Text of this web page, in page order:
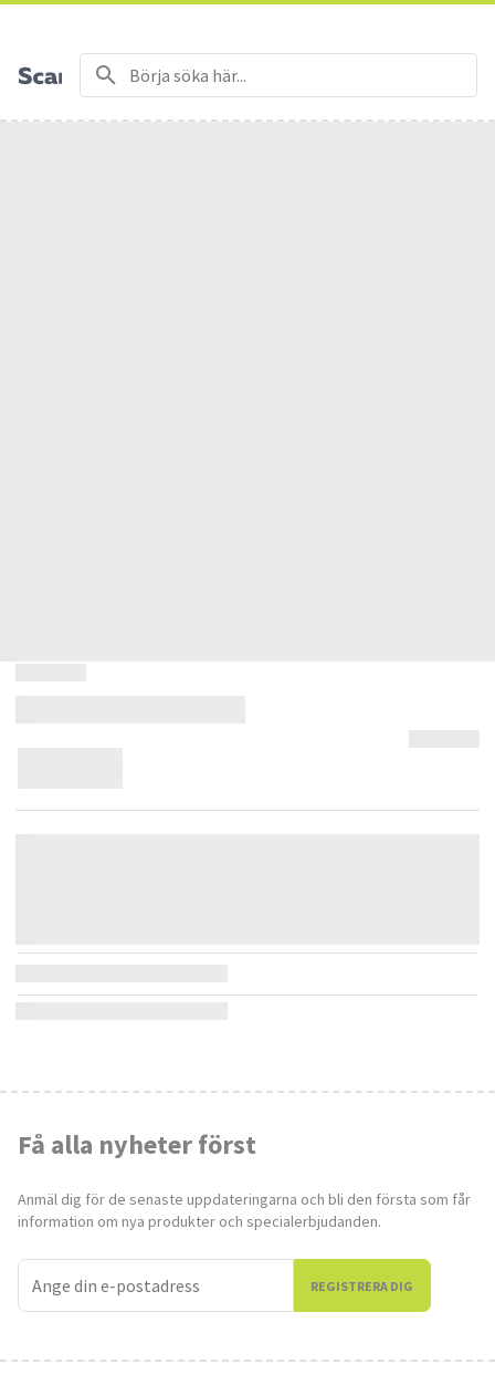
Få alla nyheter först
Anmäl dig för de senaste uppdateringarna och bli den första som får
information om nya produkter och specialerbjudanden.
REGISTRERA DIG